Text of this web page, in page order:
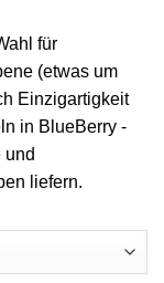
für
(etwas um
Einzigartigkeit
in BlueBerry -
und
liefern.